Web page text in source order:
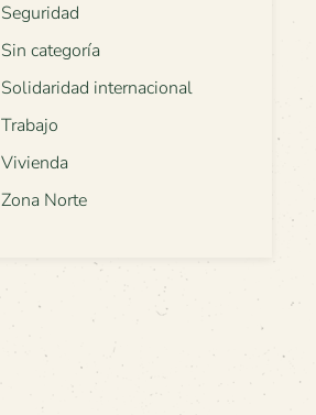
Seguridad
Sin categoría
Solidaridad internacional
Trabajo
Vivienda
Zona Norte